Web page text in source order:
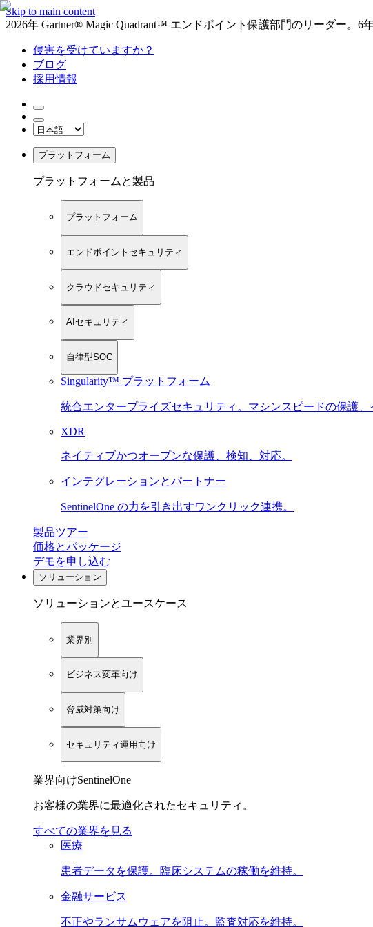
Skip to main content
2026年 Gartner® Magic Quadrant™ エンドポイント保護部門のリーダー。6
侵害を受けていますか？
ブログ
採用情報
プラットフォーム
プラットフォームと製品
プラットフォーム
エンドポイントセキュリティ
クラウドセキュリティ
AIセキュリティ
自律型SOC
Singularity™ プラットフォーム
統合エンタープライズセキュリティ。マシンスピードの保護、
XDR
ネイティブかつオープンな保護、検知、対応。
インテグレーションとパートナー
SentinelOne の力を引き出すワンクリック連携。
製品ツアー
価格とパッケージ
デモを申し込む
ソリューション
ソリューションとユースケース
業界別
ビジネス変革向け
脅威対策向け
セキュリティ運用向け
業界向けSentinelOne
お客様の業界に最適化されたセキュリティ。
すべての業界を見る
医療
患者データを保護。臨床システムの稼働を維持。
金融サービス
不正やランサムウェアを阻止。監査対応を維持。